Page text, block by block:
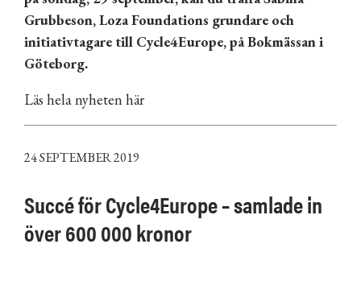
Grubbeson, Loza Foundations grundare och
initiativtagare till Cycle4Europe, påBokmässan i
Göteborg.
Läs hela nyheten här
24 SEPTEMBER 2019
Succé för Cycle4Europe – samlade in
över 600 000 kronor